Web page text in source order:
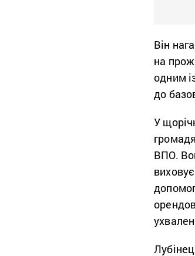
Він
на
одним
до
У
ВПО.